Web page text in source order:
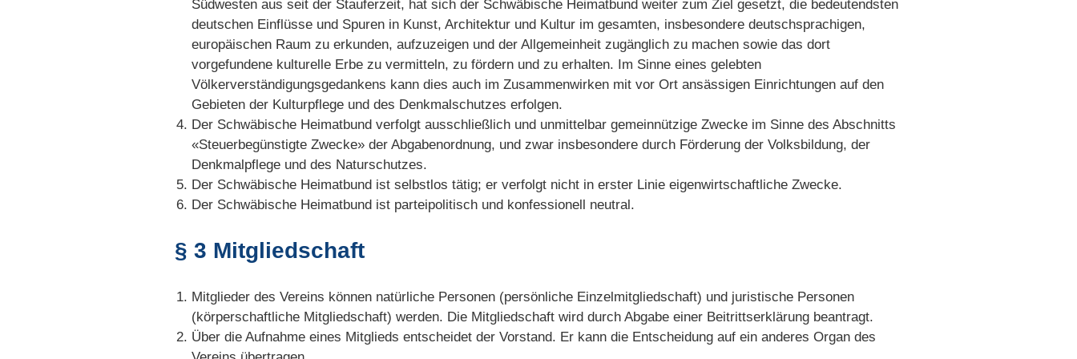
Südwesten aus seit der Stauferzeit, hat sich der Schwäbische Heimatbund weiter zum Ziel gesetzt, die bedeutendsten
deutschen Einflüsse und Spuren in Kunst, Architektur und Kultur im gesamten, insbesondere deutschsprachigen,
europäischen Raum zu erkunden, aufzuzeigen und der Allgemeinheit zugänglich zu machen sowie das dort
vorgefundene kulturelle Erbe zu vermitteln, zu fördern und zu erhalten. Im Sinne eines gelebten
Völkerverständigungsgedankens kann dies auch im Zusammenwirken mit vor Ort ansässigen Einrichtungen auf den
Gebieten der Kulturpflege und des Denkmalschutzes erfolgen.
Der Schwäbische Heimatbund verfolgt ausschließlich und unmittelbar gemeinnützige Zwecke im Sinne des Abschnitts
«Steuerbegünstigte Zwecke» der Abgabenordnung, und zwar insbesondere durch Förderung der Volksbildung, der
Denkmalpflege und des Naturschutzes.
Der Schwäbische Heimatbund ist selbstlos tätig; er verfolgt nicht in erster Linie eigenwirtschaftliche Zwecke.
Der Schwäbische Heimatbund ist parteipolitisch und konfessionell neutral.
§ 3 Mitgliedschaft
Mitglieder des Vereins können natürliche Personen (persönliche Einzelmitgliedschaft) und juristische Personen
(körperschaftliche Mitgliedschaft) werden. Die Mitgliedschaft wird durch Abgabe einer Beitrittserklärung beantragt.
Über die Aufnahme eines Mitglieds entscheidet der Vorstand. Er kann die Entscheidung auf ein anderes Organ des